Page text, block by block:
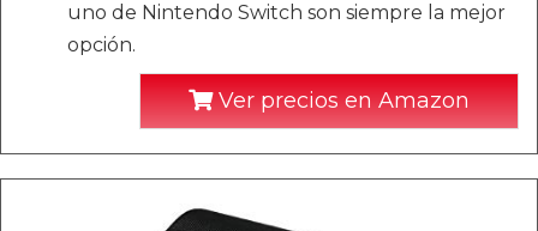
uno de Nintendo Switch son siempre la mejor
opción.
Ver precios en Amazon